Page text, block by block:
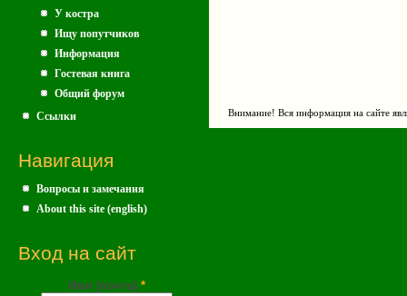
У костра
Ищу попутчиков
Информация
Гостевая книга
Общий форум
Ссылки
Навигация
Вопросы и замечания
About this site (english)
Вход на сайт
Имя (почта) *
Внимание! Вся информация на сайте